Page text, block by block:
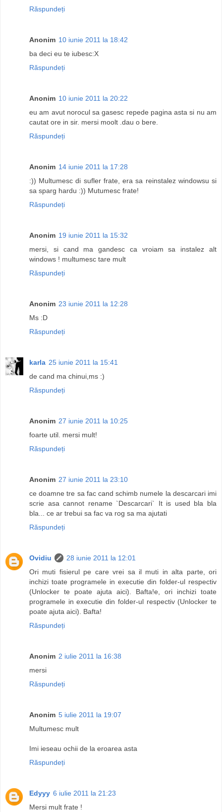
Răspundeți
Anonim 10 iunie 2011 la 18:42
ba deci eu te iubesc:X
Răspundeți
Anonim 10 iunie 2011 la 20:22
eu am avut norocul sa gasesc repede pagina asta si nu am
cautat ore in sir. mersi moolt .dau o bere.
Răspundeți
Anonim 14 iunie 2011 la 17:28
:)) Multumesc di sufler frate, era sa reinstalez windowsu si
sa sparg hardu :)) Mutumesc frate!
Răspundeți
Anonim 19 iunie 2011 la 15:32
mersi, si cand ma gandesc ca vroiam sa instalez alt
windows ! multumesc tare mult
Răspundeți
Anonim 23 iunie 2011 la 12:28
Ms :D
Răspundeți
karla 25 iunie 2011 la 15:41
de cand ma chinui,ms :)
Răspundeți
Anonim 27 iunie 2011 la 10:25
foarte util. mersi mult!
Răspundeți
Anonim 27 iunie 2011 la 23:10
ce doamne tre sa fac cand schimb numele la descarcari imi
scrie asa cannot rename `Descarcari` It is used bla bla
bla... ce ar trebui sa fac va rog sa ma ajutati
Răspundeți
Ovidiu
28 iunie 2011 la 12:01
Ori muti fisierul pe care vrei sa il muti in alta parte, ori
inchizi toate programele in executie din folder-ul respectiv
(Unlocker te poate ajuta aici). Bafta!e, ori inchizi toate
programele in executie din folder-ul respectiv (Unlocker te
poate ajuta aici). Bafta!
Răspundeți
Anonim 2 iulie 2011 la 16:38
mersi
Răspundeți
Anonim 5 iulie 2011 la 19:07
Multumesc mult
Imi ieseau ochii de la eroarea asta
Răspundeți
Edyyy 6 iulie 2011 la 21:23
Mersi mult frate !